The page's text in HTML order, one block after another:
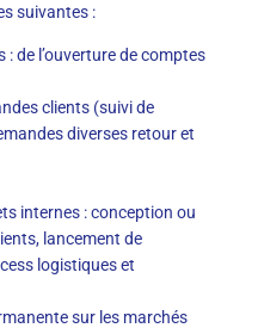
suivantes :
de l’ouverture de comptes
clients (suivi de
diverses retour et
internes : conception ou
lancement de
logistiques et
sur les marchés